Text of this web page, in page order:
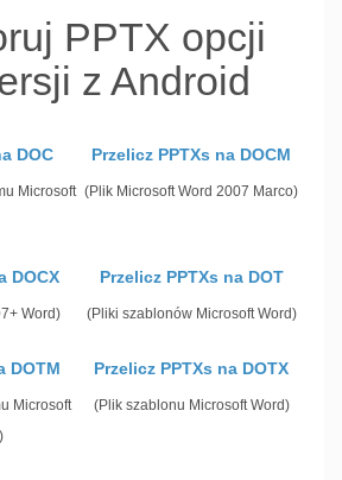
PPTX opcji
z Android
DOC
Microsoft
Przelicz PPTXs na DOCM
(Plik Microsoft Word 2007 Marco)
DOCX
Word)
Przelicz PPTXs na DOT
(Pliki szablonów Microsoft Word)
DOTM
Microsoft
Przelicz PPTXs na DOTX
(Plik szablonu Microsoft Word)